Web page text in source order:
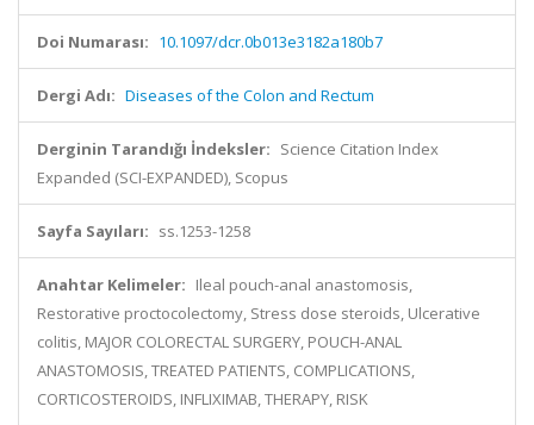
Doi Numarası: 10.1097/dcr.0b013e3182a180b7
Dergi Adı: Diseases of the Colon and Rectum
Derginin Tarandığı İndeksler: Science Citation Index
Expanded (SCI-EXPANDED), Scopus
Sayfa Sayıları: ss.1253-1258
Anahtar Kelimeler: Ileal pouch-anal anastomosis,
Restorative proctocolectomy, Stress dose steroids, Ulcerative
colitis, MAJOR COLORECTAL SURGERY, POUCH-ANAL
ANASTOMOSIS, TREATED PATIENTS, COMPLICATIONS,
CORTICOSTEROIDS, INFLIXIMAB, THERAPY, RISK